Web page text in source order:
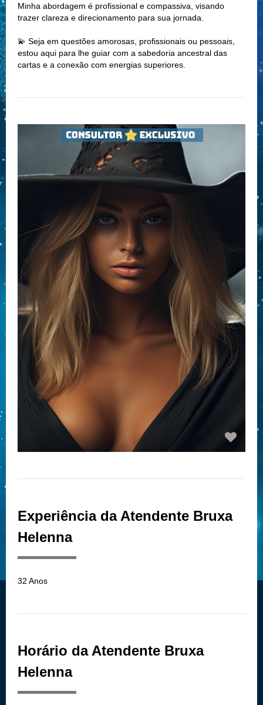
Minha abordagem é profissional e compassiva, visando
trazer clareza e direcionamento para sua jornada.
💫 Seja em questões amorosas, profissionais ou pessoais,
estou aqui para lhe guiar com a sabedoria ancestral das
cartas e a conexão com energias superiores.
Experiência da Atendente Bruxa
Helenna
32 Anos
Horário da Atendente Bruxa
Helenna